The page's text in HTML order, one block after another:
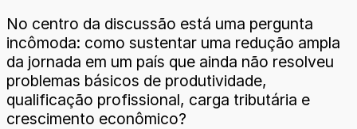
No centro da discussão está uma pergunta
incômoda: como sustentar uma redução ampla
da jornada em um país que ainda não resolveu
problemas básicos de produtividade,
qualificação profissional, carga tributária e
crescimento econômico?